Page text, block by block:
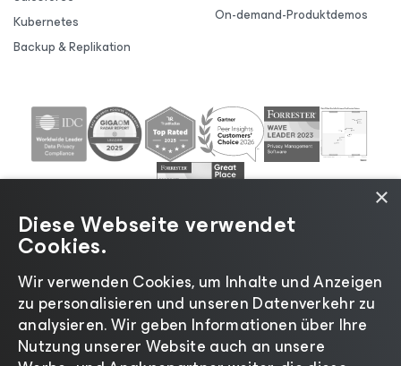
Kubernetes
Backup & Replikation
On-demand-Produktdemos
©2026 Veeam® Software |Datenschutzrichtlinie|
Cookies|Rechtliches |Lizenzierungsrichtlinie|
Lieferanten-Ressourcen| Impressum
×
Diese Webseite verwendet
Cookies.
Wir verwenden Cookies, um Inhalte und Anzeigen
zu personalisieren und unseren Datenverkehr zu
analysieren. Wir geben Informationen über Ihre
Nutzung unserer Website auch an unsere